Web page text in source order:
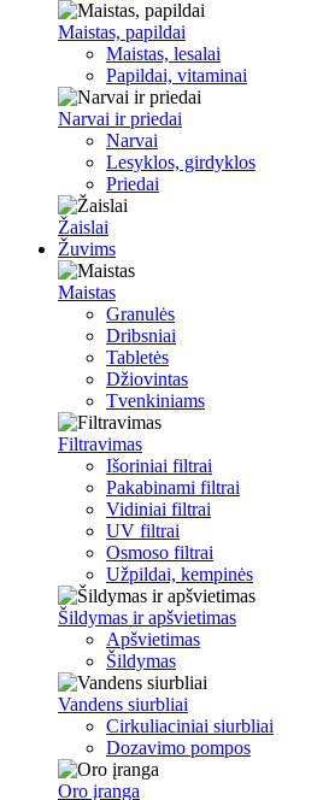
Maistas, papildai
Maistas, lesalai
Papildai, vitaminai
Narvai ir priedai
Narvai
Lesyklos, girdyklos
Priedai
Žaislai
Žuvims
Maistas
Granulės
Dribsniai
Tabletės
Džiovintas
Tvenkiniams
Filtravimas
Išoriniai filtrai
Pakabinami filtrai
Vidiniai filtrai
UV filtrai
Osmoso filtrai
Užpildai, kempinės
Šildymas ir apšvietimas
Apšvietimas
Šildymas
Vandens siurbliai
Cirkuliaciniai siurbliai
Dozavimo pompos
Oro įranga